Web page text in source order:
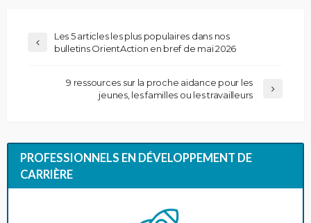
Les 5 articles les plus populaires dans nos
bulletins OrientAction en bref de mai 2026
9 ressources sur la proche aidance pour les
jeunes, les familles ou les travailleurs
PROFESSIONNELS EN DÉVELOPPEMENT DE
CARRIÈRE